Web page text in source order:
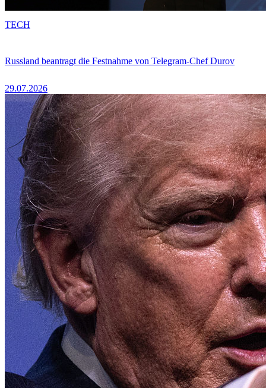
Russland beantragt die Festnahme von Telegram-Chef Durov
29.07.2026
TECH